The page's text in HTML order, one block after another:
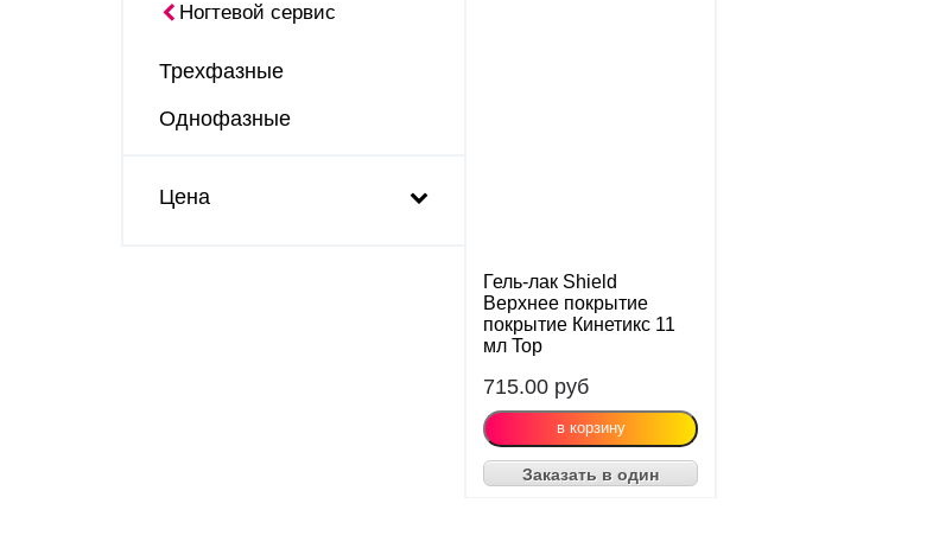
Ногтевой сервис
Трехфазные
Однофазные
Цена
Гель-лак Shield
Верхнее покрытие
покрытие Кинетикс 11
мл Top
715.00 руб
Заказать в один